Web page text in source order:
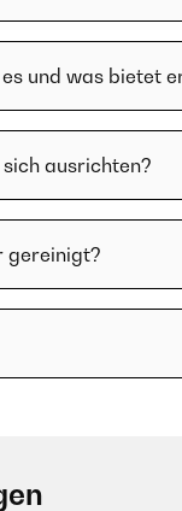
und was bietet
ausrichten?
gereinigt?